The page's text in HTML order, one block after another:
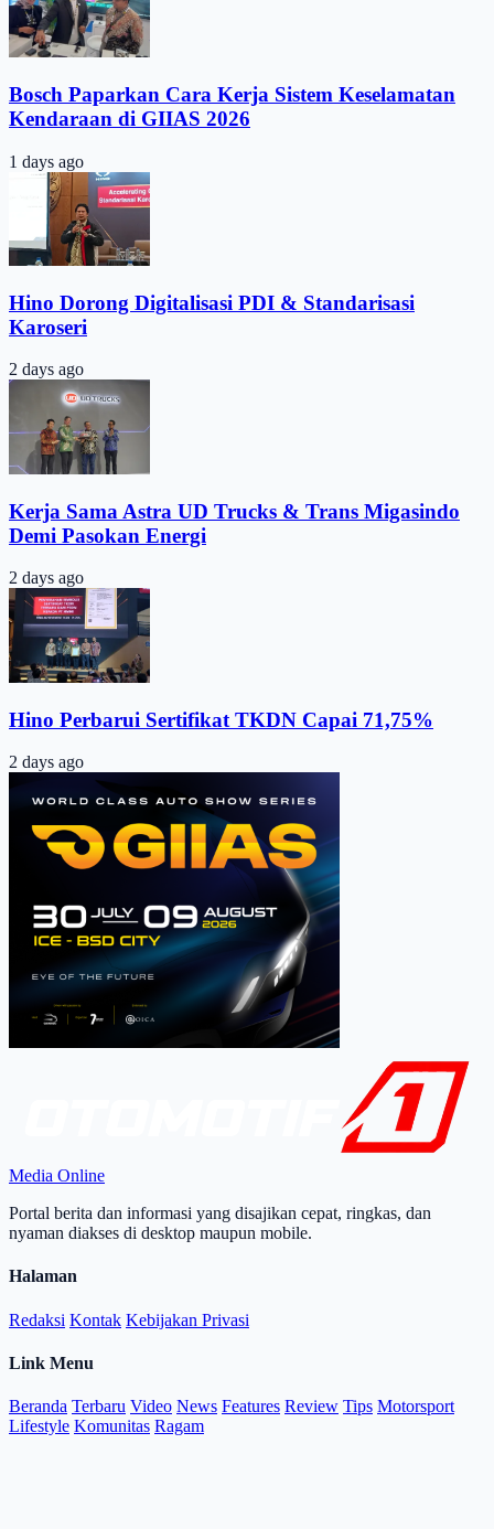
Bosch Paparkan Cara Kerja Sistem Keselamatan
Kendaraan di GIIAS 2026
1 days ago
Hino Dorong Digitalisasi PDI & Standarisasi
Karoseri
2 days ago
Kerja Sama Astra UD Trucks & Trans Migasindo
Demi Pasokan Energi
2 days ago
Hino Perbarui Sertifikat TKDN Capai 71,75%
2 days ago
Media Online
Portal berita dan informasi yang disajikan cepat, ringkas, dan
nyaman diakses di desktop maupun mobile.
Halaman
Redaksi Kontak Kebijakan Privasi
Link Menu
Beranda Terbaru Video News Features Review Tips Motorsport
Lifestyle Komunitas Ragam